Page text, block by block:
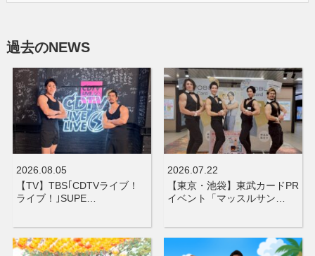
過去のNEWS
2026.08.05
【TV】TBS｢CDTVライブ！
ライブ！｣SUPE…
2026.07.22
【東京・池袋】東武カードPR
イベント「マッスルサン…